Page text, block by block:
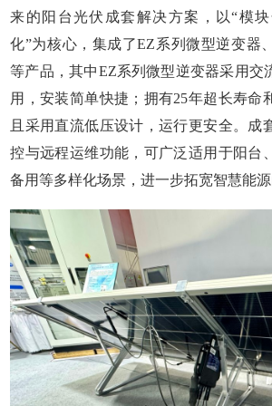
来的阳台光伏成套解决方案，以“模
化”为核心，集成了EZ系列微型逆变器
等产品，其中EZ系列微型逆变器采用交
用，安装简单快捷；拥有25年超长寿命
且采用直流低压设计，运行更安全。成
控与远程运维功能，可广泛适用于阳台
备用等多样化场景，进一步拓宽智慧能源